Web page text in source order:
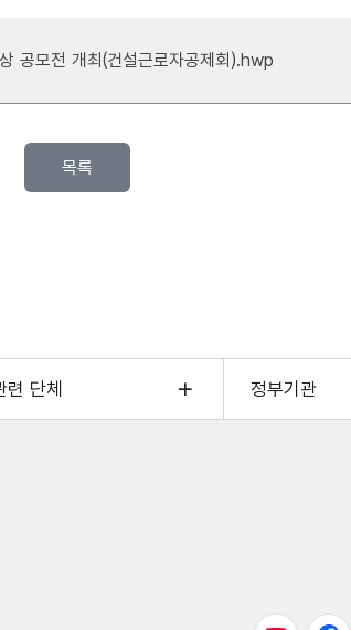
공모전 개최(건설근로자공제회).hwp
목록
련 단체 정부기관